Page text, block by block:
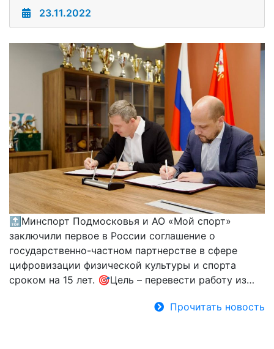
23.11.2022
🔝Минспорт Подмосковья и АО «Мой спорт»
заключили первое в России соглашение о
государственно-частном партнерстве в сфере
цифровизации физической культуры и спорта
сроком на 15 лет. 🎯Цель – перевести работу из…
Прочитать новость